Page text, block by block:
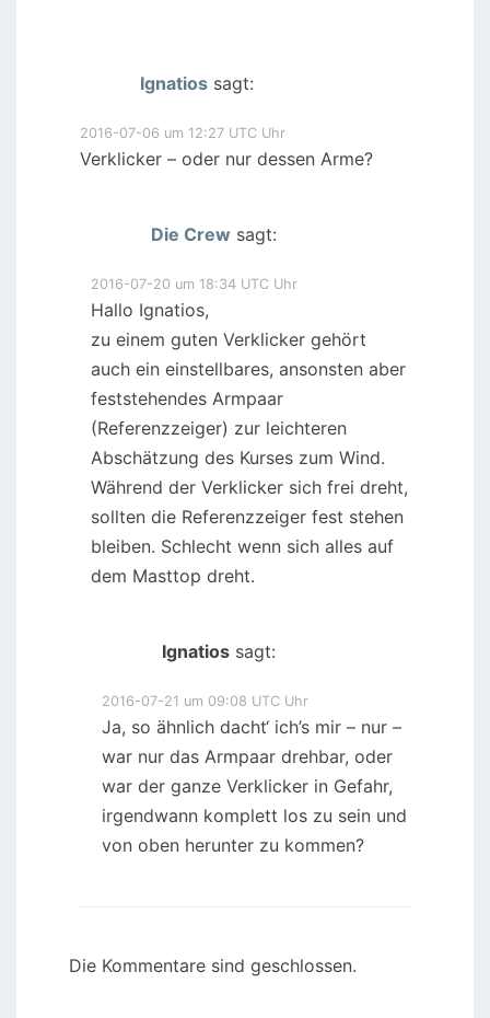
Ignatios sagt:
2016-07-06 um 12:27 UTC Uhr
Verklicker – oder nur dessen Arme?
Die Crew sagt:
2016-07-20 um 18:34 UTC Uhr
Hallo Ignatios,
zu einem guten Verklicker gehört
auch ein einstellbares, ansonsten aber
feststehendes Armpaar
(Referenzzeiger) zur leichteren
Abschätzung des Kurses zum Wind.
Während der Verklicker sich frei dreht,
sollten die Referenzzeiger fest stehen
bleiben. Schlecht wenn sich alles auf
dem Masttop dreht.
Ignatios sagt:
2016-07-21 um 09:08 UTC Uhr
Ja, so ähnlich dacht‘ ich’s mir – nur –
war nur das Armpaar drehbar, oder
war der ganze Verklicker in Gefahr,
irgendwann komplett los zu sein und
von oben herunter zu kommen?
Die Kommentare sind geschlossen.